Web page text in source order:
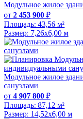
Модульное жилое
от 2 453 900 ₽
Площадь: 43,56 м²
Размер: 7,26х6,00 м
Модульное жилое
санузлами
от 4 907 800 ₽
Площадь: 87,12 м²
Размер: 14,52х6,00 м